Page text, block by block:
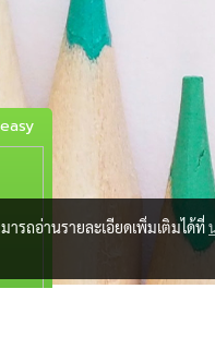
รถอ่านรายละเอียดเพิ่มเติมได้ที่